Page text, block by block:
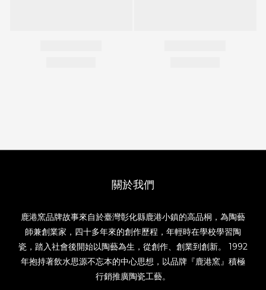
關於我們
鹿港窯品牌故事來自於臺灣彰化縣鹿港小鎮的高品桐，為陶藝
師兼創業家，四十多年來的創作歷程，年輕時在學校學習陶
瓷，踏入社會後開始以陶藝為生，從創作、創業到創新。 1992
年抱持著飲水思源不忘本的中心思想，以品牌『鹿港窯』積極
行銷推廣陶瓷工藝。